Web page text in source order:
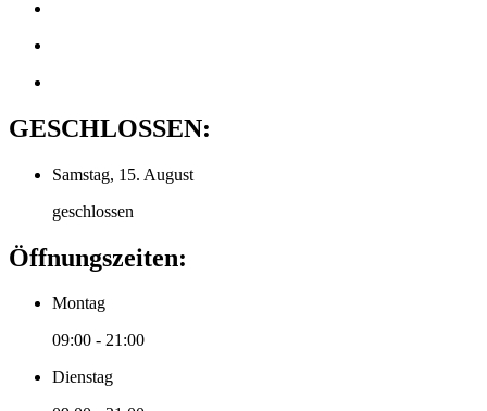
GESCHLOSSEN:
Samstag, 15. August
geschlossen
Öffnungszeiten:
Montag
09:00 - 21:00
Dienstag